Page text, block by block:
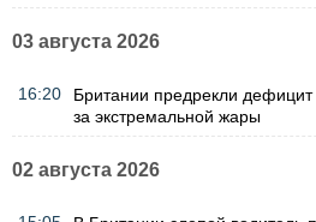
03 августа 2026
16:20
Британии предрекли дефицит
за экстремальной жары
02 августа 2026